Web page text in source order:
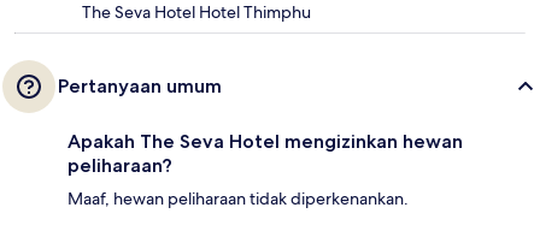
The Seva Hotel Hotel Thimphu
Pertanyaan umum
Apakah The Seva Hotel mengizinkan hewan
peliharaan?
Maaf, hewan peliharaan tidak diperkenankan.